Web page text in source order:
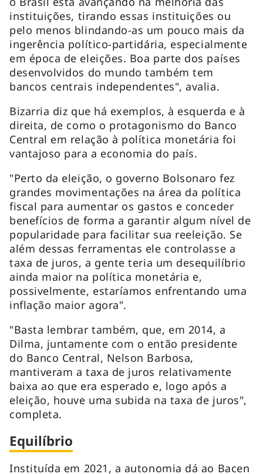
instituições, tirando essas instituições ou
pelo menos blindando-as um pouco mais da
ingerência político-partidária, especialmente
em época de eleições. Boa parte dos países
desenvolvidos do mundo também tem
bancos centrais independentes", avalia.
Bizarria diz que há exemplos, à esquerda e à
direita, de como o protagonismo do Banco
Central em relação à política monetária foi
vantajoso para a economia do país.
"Perto da eleição, o governo Bolsonaro fez
grandes movimentações na área da política
fiscal para aumentar os gastos e conceder
benefícios de forma a garantir algum nível de
popularidade para facilitar sua reeleição. Se
além dessas ferramentas ele controlasse a
taxa de juros, a gente teria um desequilíbrio
ainda maior na política monetária e,
possivelmente, estaríamos enfrentando uma
inflação maior agora".
"Basta lembrar também, que, em 2014, a
Dilma, juntamente com o então presidente
do Banco Central, Nelson Barbosa,
mantiveram a taxa de juros relativamente
baixa ao que era esperado e, logo após a
eleição, houve uma subida na taxa de juros",
completa.
Equilíbrio
Instituída em 2021, a autonomia dá ao Bacen